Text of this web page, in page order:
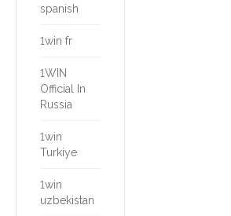
spanish
1win fr
1WIN
Official In
Russia
1win
Turkiye
1win
uzbekistan